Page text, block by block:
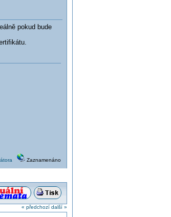
pokud bude
Zaznamenáno
« předchozí další »